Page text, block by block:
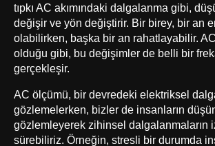
tıpkı AC akımındaki dalgalanma gibi,
değişir ve yön değiştirir. Bir birey, bir an
olabilirken, başka bir an rahatlayabilir.
olduğu gibi, bu değişimler de belli bir
gerçekleşir.
AC ölçümü, bir devredeki elektriksel
gözlemelerken, bizler de insanların
gözlemleyerek zihinsel dalgalanmaların
sürebiliriz. Örneğin, stresli bir durumda